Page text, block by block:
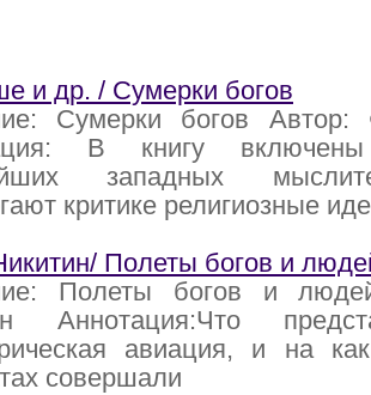
и др. / Сумерки богов
Сумерки богов
В книгу включены
западных
критике религиозные
Полеты богов и
Полеты богов и
Аннотация:Что
авиация, и на
совершали